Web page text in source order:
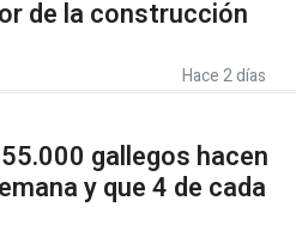
de la construcción
Hace 2 días
gallegos hacen
y que 4 de cada